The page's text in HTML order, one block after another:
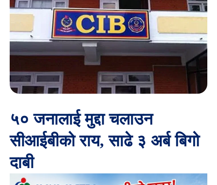
५० जनालाई मुद्दा चलाउन
सीआईबीको राय, साढे ३ अर्ब बिगो
दाबी